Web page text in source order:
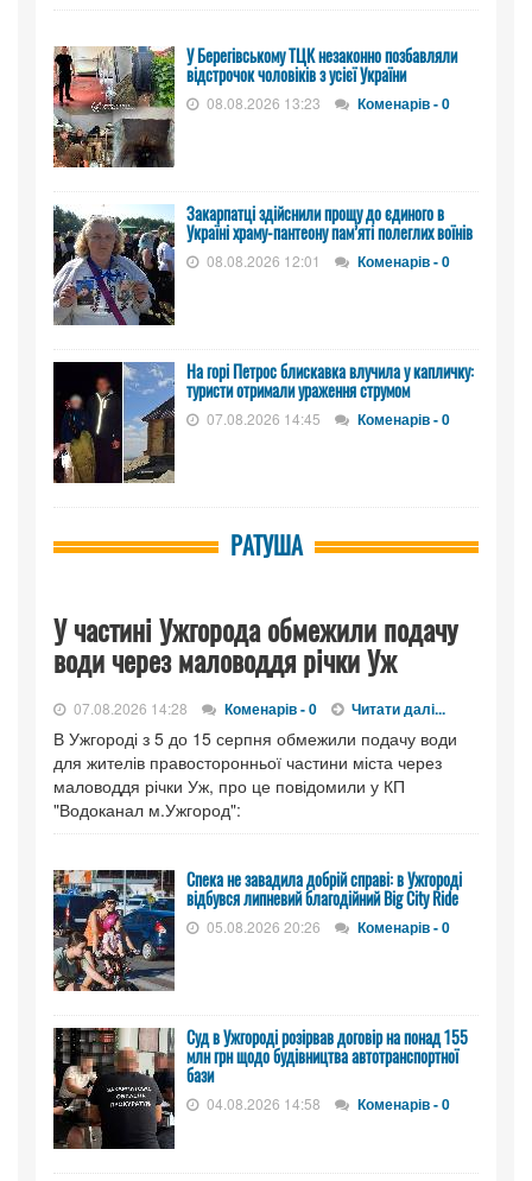
У Берегівському ТЦК незаконно позбавляли
відстрочок чоловіків з усієї України
08.08.2026 13:23 Коменарів - 0
Закарпатці здійснили прощу до єдиного в
Україні храму-пантеону пам’яті полеглих воїнів
08.08.2026 12:01 Коменарів - 0
На горі Петрос блискавка влучила у капличку:
туристи отримали ураження струмом
07.08.2026 14:45 Коменарів - 0
РАТУША
У частині Ужгорода обмежили подачу
води через маловоддя річки Уж
07.08.2026 14:28 Коменарів - 0 Читати далі...
В Ужгороді з 5 до 15 серпня обмежили подачу води
для жителів правосторонньої частини міста через
маловоддя річки Уж, про це повідомили у КП
"Водоканал м.Ужгород":
Спека не завадила добрій справі: в Ужгороді
відбувся липневий благодійний Big City Ride
05.08.2026 20:26 Коменарів - 0
Cуд в Ужгороді розірвав договір на понад 155
млн грн щодо будівництва автотранспортної
бази
04.08.2026 14:58 Коменарів - 0